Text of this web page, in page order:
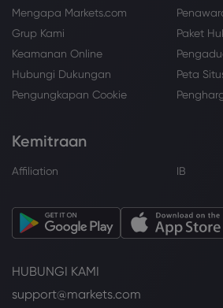
Mengapa Markets.com
Grup Kami
Paket
Keamanan Online
Hubungi Dukungan
Peta
Pengungkapan Cookie
Kemitraan
Affiliation IB
HUBUNGI KAMI
support@markets.com